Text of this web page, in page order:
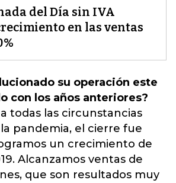
del Día sin IVA
en las ventas
su operación este
con los años anteriores?
todas las circunstancias
pandemia, el cierre fue
un crecimiento de
Alcanzamos ventas de
que son resultados muy